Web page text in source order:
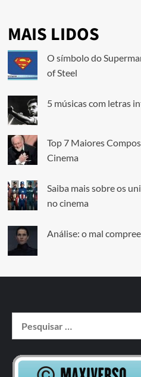
MAIS LIDOS
O símbolo do
of Steel
5 músicas com letras
Top 7 Maiores
Cinema
Saiba mais sobre os
no cinema
Análise: o mal